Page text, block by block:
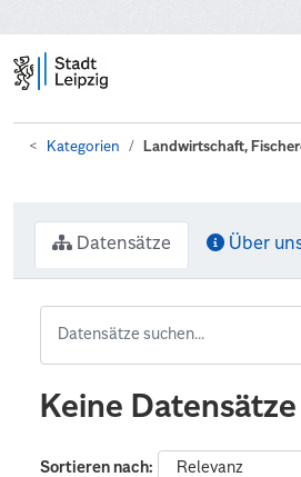
Kategorien Landwirtschaft,
Datensätze Über
Keine
Sortieren nach